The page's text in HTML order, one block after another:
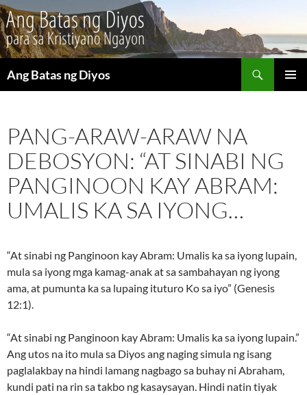
Ang Batas ng Diyos
PANG-ARAW-ARAW NA
DEBOSYON: “AT SINABI NG
PANGINOON KAY ABRAM:
UMALIS KA SA IYONG…
“At sinabi ng Panginoon kay Abram: Umalis ka sa iyong lupain,
mula sa iyong mga kamag-anak at sa sambahayan ng iyong
ama, at pumunta ka sa lupaing ituturo Ko sa iyo” (Genesis
12:1).
“At sinabi ng Panginoon kay Abram: Umalis ka sa iyong lupain.”
Ang utos na ito mula sa Diyos ang naging simula ng isang
paglalakbay na hindi lamang nagbago sa buhay ni Abraham,
kundi pati na rin sa takbo ng kasaysayan. Hindi natin tiyak